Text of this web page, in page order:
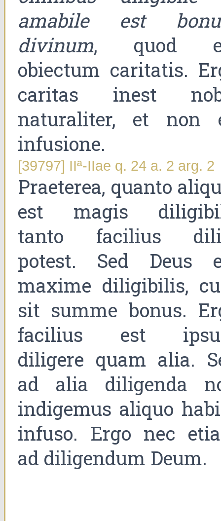
amabile est
divinum, quod
obiectum caritatis.
caritas inest
naturaliter, et non
infusione.
[39797] IIª-IIae q. 24 a. 2 arg. 2
Praeterea, quanto
est magis
tanto facilius
potest. Sed Deus
maxime diligibilis,
sit summe bonus.
facilius est
diligere quam alia.
ad alia diligenda
indigemus aliquo
infuso. Ergo nec
ad diligendum Deum.